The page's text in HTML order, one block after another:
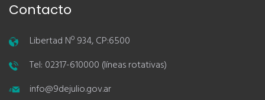
Contacto
Libertad Nº 934, CP:6500
Tel: 02317-610000 (líneas rotativas)
info@9dejulio.gov.ar